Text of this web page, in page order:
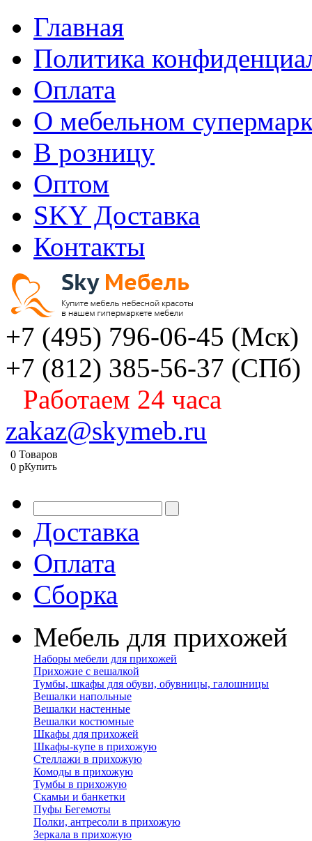
Главная
Политика
Оплата
О мебельном
В розницу
Оптом
SKY Доставка
Контакты
+7 (495) 796-06-45 (Мск)
+7 (812) 385-56-37 (СПб)
Работаем 24 часа
zakaz@skymeb.ru
0 Товаров
0 pКупить
Доставка
Оплата
Сборка
Мебель для прихожей
Наборы мебели для прихожей
Прихожие с вешалкой
Тумбы, шкафы для обуви, обувницы, галошницы
Вешалки напольные
Вешалки настенные
Вешалки костюмные
Шкафы для прихожей
Шкафы-купе в прихожую
Стеллажи в прихожую
Комоды в прихожую
Тумбы в прихожую
Скамьи и банкетки
Пуфы Бегемоты
Полки, антресоли в прихожую
Зеркала в прихожую